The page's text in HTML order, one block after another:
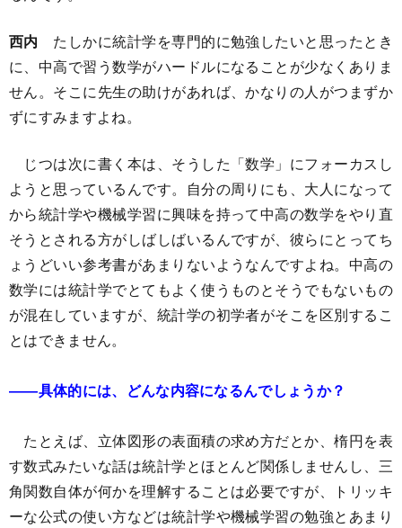
西内 たしかに統計学を専門的に勉強したいと思ったとき
に、中高で習う数学がハードルになることが少なくありま
せん。そこに先生の助けがあれば、かなりの人がつまずか
ずにすみますよね。
じつは次に書く本は、そうした「数学」にフォーカスし
ようと思っているんです。自分の周りにも、大人になって
から統計学や機械学習に興味を持って中高の数学をやり直
そうとされる方がしばしばいるんですが、彼らにとってち
ょうどいい参考書があまりないようなんですよね。中高の
数学には統計学でとてもよく使うものとそうでもないもの
が混在していますが、統計学の初学者がそこを区別するこ
とはできません。
――具体的には、どんな内容になるんでしょうか？
たとえば、立体図形の表面積の求め方だとか、楕円を表
す数式みたいな話は統計学とほとんど関係しませんし、三
角関数自体が何かを理解することは必要ですが、トリッキ
ーな公式の使い方などは統計学や機械学習の勉強とあまり